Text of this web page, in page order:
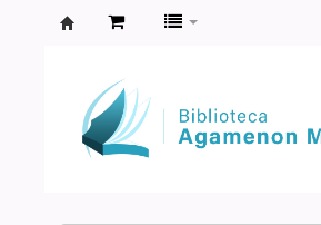
Agamenon
Magalhães